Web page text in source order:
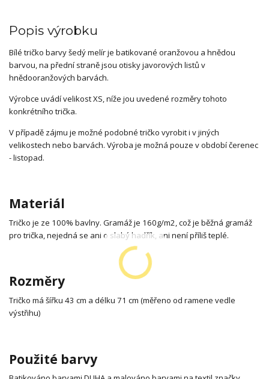
Popis výrobku
Bílé tričko barvy šedý melír je batikované oranžovou a hnědou
barvou, na přední straně jsou otisky javorových listů v
hnědooranžových barvách.
Výrobce uvádí velikost XS, níže jou uvedené rozměry tohoto
konkrétního trička.
V případě zájmu je možné podobné tričko vyrobit i v jiných
velikostech nebo barvách. Výroba je možná pouze v období čerenec
- listopad.
Materiál
Tričko je ze 100% bavlny. Gramáž je 160g/m2, což je běžná gramáž
pro trička, nejedná se ani o slabý hadřík, ani není příliš teplé.
Rozměry
Tričko má šířku 43 cm a délku 71 cm (měřeno od ramene vedle
výstřihu)
Použité barvy